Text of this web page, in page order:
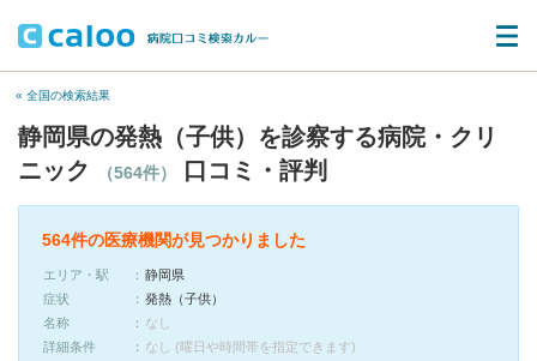
« 全国の検索結果
静岡県の発熱（子供）を診察する病院・クリ
ニック
（564件） 口コミ・評判
564件の医療機関が見つかりました
エリア・駅
静岡県
症状
発熱（子供）
名称
なし
詳細条件
なし (曜日や時間帯を指定できます)